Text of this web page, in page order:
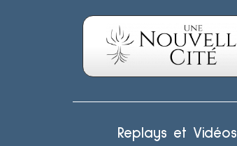
Replays et Vidéos